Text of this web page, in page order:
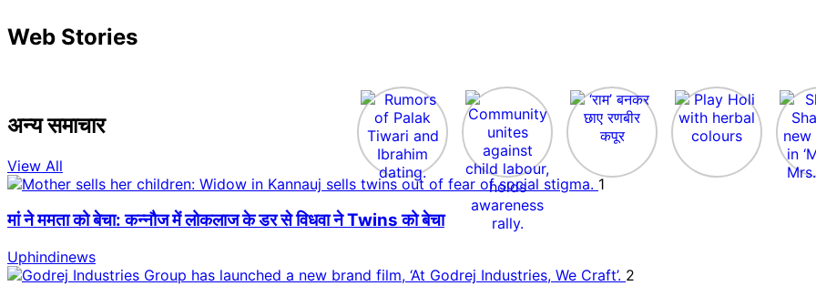
Web Stories
अन्य समाचार
View All
1
मां ने ममता को बेचा: कन्नौज में लोकलाज के डर से विधवा ने Twins को बेचा
Uphindinews
2